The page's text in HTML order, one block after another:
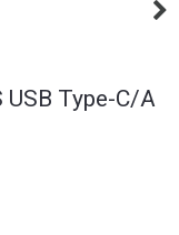
USB Type-C/A